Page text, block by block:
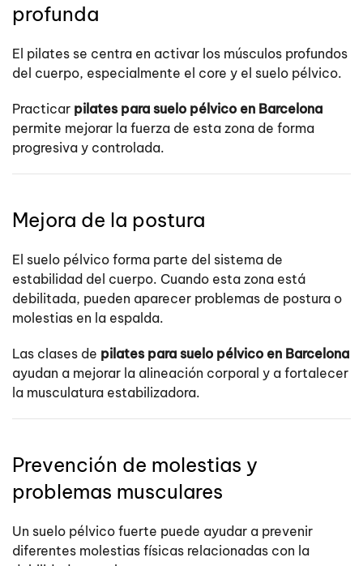
profunda
El pilates se centra en activar los músculos profundos
del cuerpo, especialmente el core y el suelo pélvico.
Practicar pilates para suelo pélvico en Barcelona
permite mejorar la fuerza de esta zona de forma
progresiva y controlada.
Mejora de la postura
El suelo pélvico forma parte del sistema de
estabilidad del cuerpo. Cuando esta zona está
debilitada, pueden aparecer problemas de postura o
molestias en la espalda.
Las clases de pilates para suelo pélvico en Barcelona
ayudan a mejorar la alineación corporal y a fortalecer
la musculatura estabilizadora.
Prevención de molestias y
problemas musculares
Un suelo pélvico fuerte puede ayudar a prevenir
diferentes molestias físicas relacionadas con la